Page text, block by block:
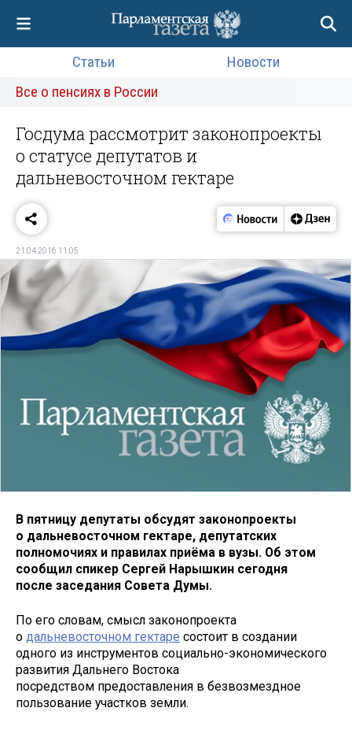
Статьи
Новости
Все о пенсиях в России
Госдума рассмотрит законопроекты
о статусе депутатов и
дальневосточном гектаре
21.04.2016 11:05
В пятницу депутаты обсудят законопроекты
о дальневосточном гектаре, депутатских
полномочиях и правилах приёма в вузы. Об этом
сообщил спикер Сергей Нарышкин сегодня
после заседания Совета Думы.
По его словам, смысл законопроекта
о дальневосточном гектаре состоит в создании
одного из инструментов социально-экономического
развития Дальнего Востока
посредством предоставления в безвозмездное
пользование участков земли.